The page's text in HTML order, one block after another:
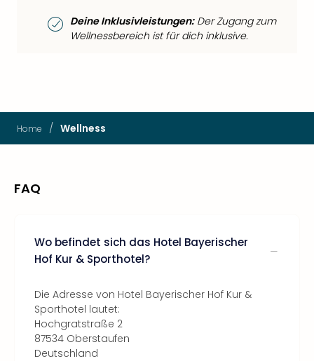
Deine Inklusivleistungen:Der Zugang zum
Wellnessbereich ist für dich inklusive.
Home / Wellness
FAQ
Wo befindet sich das Hotel Bayerischer
Hof Kur & Sporthotel?
Die Adresse von Hotel Bayerischer Hof Kur &
Sporthotel lautet:
Hochgratstraße 2
87534 Oberstaufen
Deutschland